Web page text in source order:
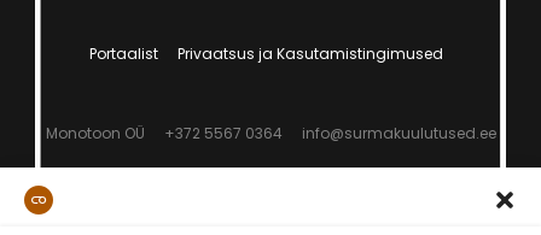
Portaalist Privaatsus ja Kasutamistingimused
Monotoon OÜ +372 5567 0364 info@surmakuulutused.ee